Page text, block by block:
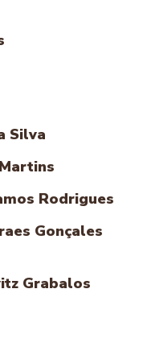
Silva
Rodrigues
Gonçales
Grabalos